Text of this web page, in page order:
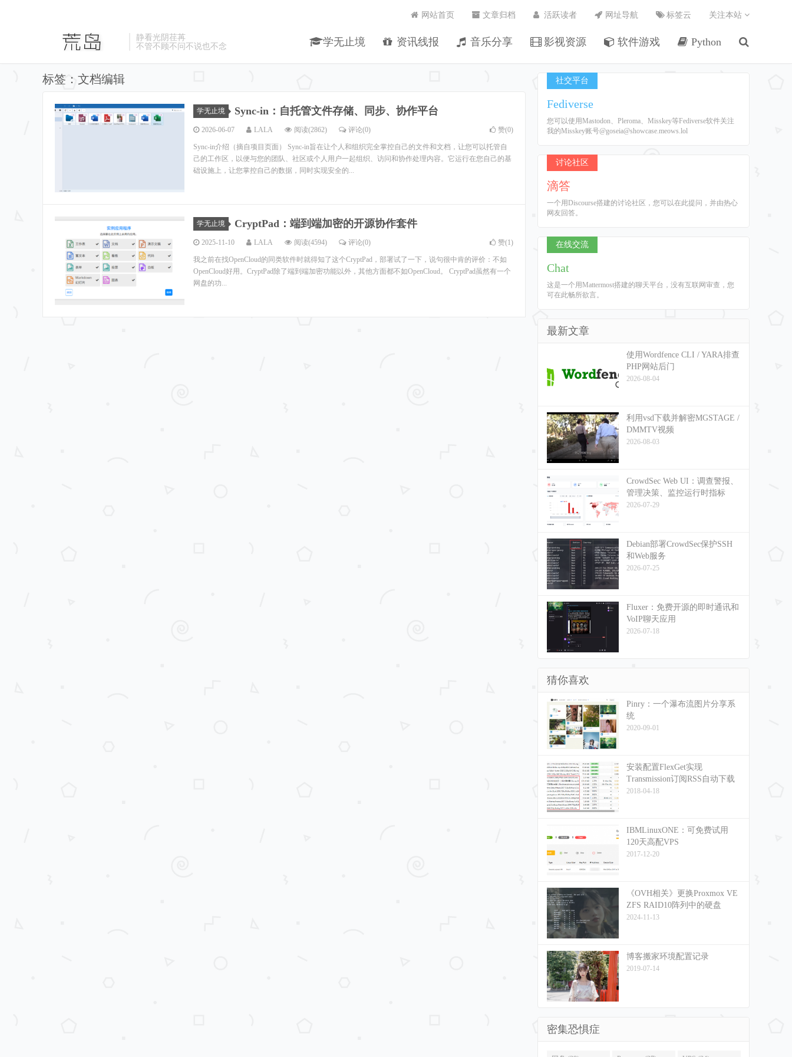
静看光阴荏苒
不管不顾不问不说也不念
学无止境 资讯线报 音乐分享 影视资源 软件游戏 Python
网站首页 文章归档 活跃读者 网址导航 标签云 关注本站
标签：文档编辑
学无止境 Sync-in：自托管文件存储、同步、协作平台
2026-06-07 LALA 阅读(2862) 评论(0) 赞(0)
Sync-in介绍（摘自项目页面） Sync-in旨在让个人和组织完全掌控自己的文件和文档，让您可以托管自
己的工作区，以便与您的团队、社区或个人用户一起组织、访问和协作处理内容。它运行在您自己的基
础设施上，让您掌控自己的数据，同时实现安全的...
学无止境 CryptPad：端到端加密的开源协作套件
2025-11-10 LALA 阅读(4594) 评论(0) 赞(1)
我之前在找OpenCloud的同类软件时就得知了这个CryptPad，部署试了一下，说句很中肯的评价：不如
OpenCloud好用。CryptPad除了端到端加密功能以外，其他方面都不如OpenCloud。 CryptPad虽然有一个
网盘的功...
社交平台
Fediverse
您可以使用Mastodon、Pleroma、Misskey等Fediverse软件关注
我的Misskey账号@goseia@showcase.meows.lol
讨论社区
滴答
一个用Discourse搭建的讨论社区，您可以在此提问，并由热心
网友回答。
在线交流
Chat
这是一个用Mattermost搭建的聊天平台，没有互联网审查，您
可在此畅所欲言。
最新文章
使用Wordfence CLI / YARA排查
PHP网站后门
2026-08-04
利用vsd下载并解密MGSTAGE /
DMMTV视频
2026-08-03
CrowdSec Web UI：调查警报、
管理决策、监控运行时指标
2026-07-29
Debian部署CrowdSec保护SSH
和Web服务
2026-07-25
Fluxer：免费开源的即时通讯和
VoIP聊天应用
2026-07-18
猜你喜欢
Pinry：一个瀑布流图片分享系
统
2020-09-01
安装配置FlexGet实现
Transmission订阅RSS自动下载
2018-04-18
IBMLinuxONE：可免费试用
120天高配VPS
2017-12-20
《OVH相关》更换Proxmox VE
ZFS RAID10阵列中的硬盘
2024-11-13
博客搬家环境配置记录
2019-07-14
密集恐惧症